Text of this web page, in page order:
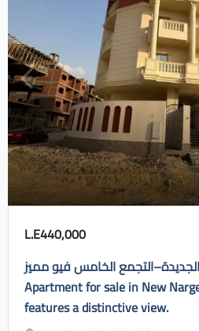
L.E440,000
الخامس فيو مميز
Apartment for sale in New
features a distinctive view.